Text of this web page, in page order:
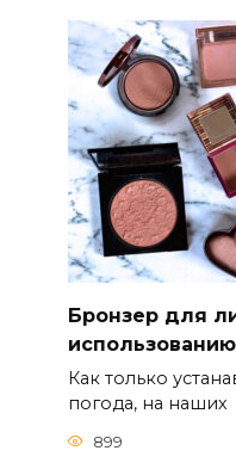
Бронзер для
использованию
Как только
погода, на наших
899